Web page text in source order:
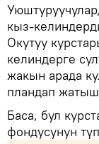
кыз-
Окутуу
келиндерге
жакын арада
пландап
Баса, бул
фондусунун